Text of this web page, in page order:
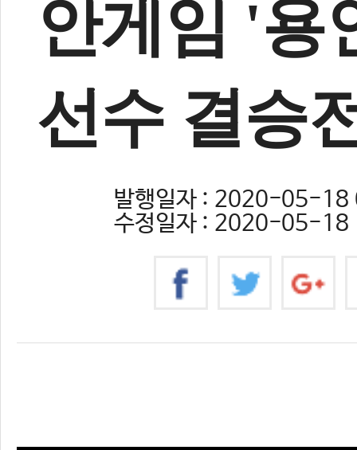
안게임 '용
선수 결승
발행일자 : 2020-05-
수정일자 : 2020-05-